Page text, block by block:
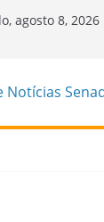
agosto 8, 2026